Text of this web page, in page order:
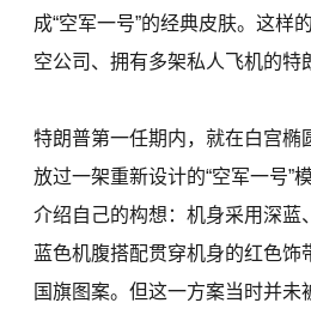
成“空军一号”的经典皮肤。这样
空公司、拥有多架私人飞机的特
特朗普第一任期内，就在白宫椭
放过一架重新设计的“空军一号”
介绍自己的构想：机身采用深蓝
蓝色机腹搭配贯穿机身的红色饰
国旗图案。但这一方案当时并未